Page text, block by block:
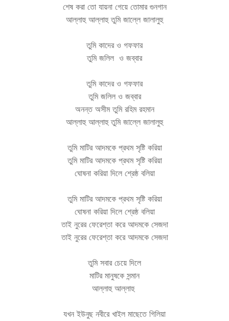
শেষ করা তো যায়না গেয়ে তোমার গুনগান
আল্লাহু আল্লাহু তুমি জাল্লে জালালুহু
তুমি কাদের ও গফফার
তুমি জলিল ও জব্বার
তুমি কাদের ও গফফার
তুমি জলিল ও জব্বার
অনন্ত অসীম তুমি রহিম রহমান
আল্লাহু আল্লাহু তুমি জাল্লে জালালুহু
তুমি মাটির আদমকে প্রথম সৃষ্টি করিয়া
তুমি মাটির আদমকে প্রথম সৃষ্টি করিয়া
ঘোষনা করিয়া দিলে শ্রেষ্ঠ বলিয়া
তুমি মাটির আদমকে প্রথম সৃষ্টি করিয়া
ঘোষনা করিয়া দিলে শ্রেষ্ঠ বলিয়া
তাই নুরের ফেরেশ্তা করে আদমকে সেজদা
তাই নুরের ফেরেশ্তা করে আদমকে সেজদা
তুমি সবার চেয়ে দিলে
মাটির মানুষকে সন্মান
আল্লাহু আল্লাহু
যখন ইউনুছ নবীরে খাইল মাছেতে গিলিয়া